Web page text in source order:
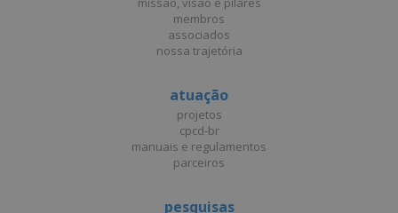
membros
associados
nossa trajetória
atuação
projetos
cpcd-br
manuais e regulamentos
parceiros
pesquisas